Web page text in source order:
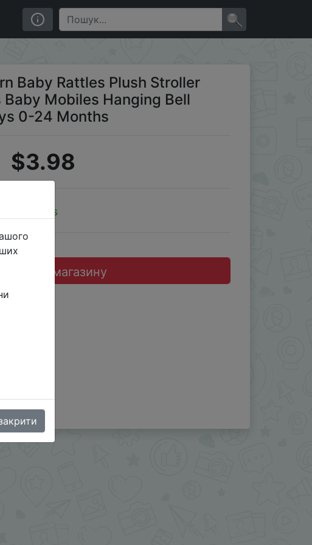
Educational Baby Toys 0-24 Months
Baby Rattles Plush Stroller
Mobiles Hanging Bell
0-24 Months
$3.98
Coins
до магазину